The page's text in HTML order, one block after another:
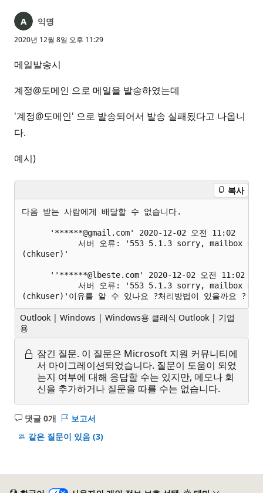
익명
2020년 12월 8일 오후 11:29
메일발송시
계정@도메인 으로 메일을 발송하였는데
'계정@도메인' 으로 발송되어서 발송 실패됬다고 나옵니
다.
예시)
복사
다음 받는 사람에게 배달할 수 없습니다.
      '******@gmail.com' 2020-12-02 오전 11:02
서버 오류: '553 5.1.3 sorry, mailbox
(chkuser)'
      ''******@lbeste.com' 2020-12-02 오전 11:02
서버 오류: '553 5.1.3 sorry, mailbox
Outlook | Windows | Windows용 클래식 Outlook | 기업
용
잠긴 질문. 이 질문은 Microsoft 지원 커뮤니티에
서 마이그레이션되었습니다. 질문이 도움이 되었
는지 여부에 대해 응답할 수는 있지만, 메모나 회
신을 추가하거나 질문을 따를 수는 없습니다.
댓글 0개
설
명
보고서
같은 질문이 있음 (3)